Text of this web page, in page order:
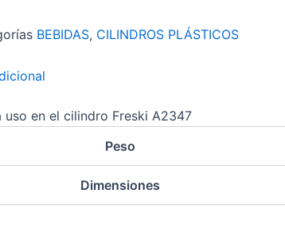
BEBIDAS, CILINDROS PLÁSTICOS
en el cilindro Freski A2347
Peso
Dimensiones